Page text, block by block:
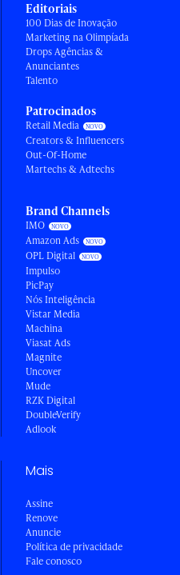
Editoriais
100 Dias de Inovação
Marketing na Olimpíada
Drops Agências &
Anunciantes
Talento
Patrocinados
Retail Media
Creators & Influencers
Out-Of-Home
Martechs & Adtechs
Brand Channels
IMO
Amazon Ads
OPL Digital
Impulso
PicPay
Nós Inteligência
Vistar Media
Machina
Viasat Ads
Magnite
Uncover
Mude
RZK Digital
DoubleVerify
Adlook
Mais
Assine
Renove
Anuncie
Política de privacidade
Fale conosco